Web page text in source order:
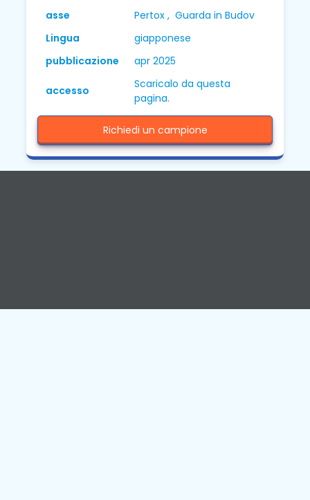
asse
Pertox , Guarda in Budov
Lingua
giapponese
pubblicazione
apr 2025
accesso
Scaricalo da questa
pagina.
Richiedi un campione